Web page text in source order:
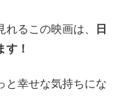
るこの映画は、 日
！
と幸せな気持ちにな